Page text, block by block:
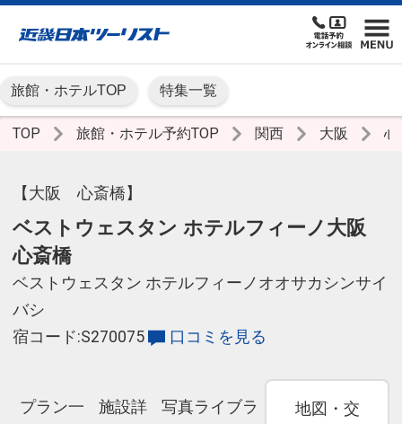
旅館・ホテルTOP 特集一覧
TOP 旅館・ホテル予約TOP 関西 大阪 心
【大阪 心斎橋】
ベストウェスタン ホテルフィーノ大阪
心斎橋
ベストウェスタン ホテルフィーノオオサカシンサイ
バシ
宿コード:S270075
口コミを見る
プラン一
施設詳
写真ライブラ
地図・交